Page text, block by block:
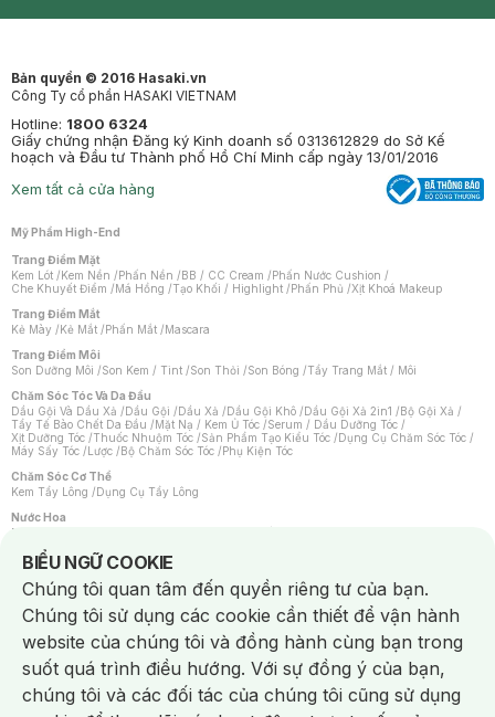
Bản quyền © 2016 Hasaki.vn
Công Ty cổ phần HASAKI VIETNAM
Hotline: 1800 6324
Giấy chứng nhận Đăng ký Kinh doanh số 0313612829 do Sở Kế
hoạch và Đầu tư Thành phố Hồ Chí Minh cấp ngày 13/01/2016
Xem tất cả cửa hàng
Mỹ Phẩm High-End
Trang Điểm Mặt
Kem Lót /Kem Nền /Phấn Nền /BB / CC Cream /Phấn Nước Cushion /
Che Khuyết Điểm /Má Hồng /Tạo Khối / Highlight /Phấn Phủ /Xịt Khoá Makeup
Trang Điểm Mắt
Kẻ Mày /Kẻ Mắt /Phấn Mắt /Mascara
Trang Điểm Môi
Son Dưỡng Môi /Son Kem / Tint /Son Thỏi /Son Bóng /Tẩy Trang Mắt / Môi
Chăm Sóc Tóc Và Da Đầu
Dầu Gội Và Dầu Xả /Dầu Gội /Dầu Xả /Dầu Gội Khô /Dầu Gội Xả 2in1 /Bộ Gội Xả /
Tẩy Tế Bào Chết Da Đầu /Mặt Nạ / Kem Ủ Tóc /Serum / Dầu Dưỡng Tóc /
Xịt Dưỡng Tóc /Thuốc Nhuộm Tóc /Sản Phẩm Tạo Kiểu Tóc /Dụng Cụ Chăm Sóc Tóc /
Máy Sấy Tóc /Lược /Bộ Chăm Sóc Tóc /Phụ Kiện Tóc
Chăm Sóc Cơ Thể
Kem Tẩy Lông /Dụng Cụ Tẩy Lông
Nước Hoa
Nước Hoa Nữ
Chăm Sóc Cá Nhân
Chống Muỗi /Khẩu Trang /Máy Massage/Mặt Nạ Xông Hơi /Nước Rửa Tay/
Sản Phẩm Chăm Sóc Khác /Bàn Chải Đánh Răng /Bàn Chải Điện/
Hỗ Trợ Trắng Răng/Kem Đánh Răng /Máy Tăm Nước/ Nước Súc Miệng/
Tăm / Chỉ Nha Khoa/ Xịt Thơm Miệng / Dung Dịch Vệ Sinh/Dưỡng Vùng Kín/
Khăn Ướt Vệ Sinh Vùng Kín/Băng Vệ Sinh/Tampon/Bọt Cạo Râu /Dao Cạo Râu/
Máy Cạo Râu
Vấn Đề Về Da
Da Dầu / Lỗ Chân Lông To/ Da Khô / Mất Nước/ Da Lão Hóa/ Da Mụn/
Da Nhạy Cảm / Kích Ứng
Da Xỉn Màu Thâm / Nám / Tàn Nhang
BIỂU NGỮ COOKIE
Notice about cookies usage
Chúng tôi quan tâm đến quyền riêng tư của bạn.
Chúng tôi sử dụng các cookie cần thiết để vận hành
website của chúng tôi và đồng hành cùng bạn trong
suốt quá trình điều hướng. Với sự đồng ý của bạn,
chúng tôi và các đối tác của chúng tôi cũng sử dụng